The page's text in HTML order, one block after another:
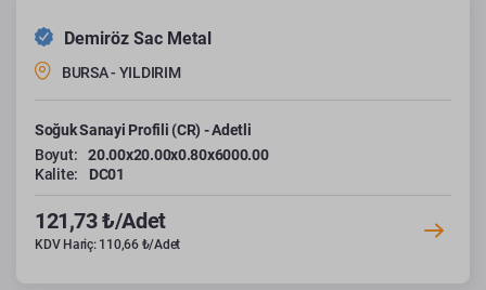
Demiröz Sac Metal
BURSA - YILDIRIM
Soğuk Sanayi Profili (CR) - Adetli
Boyut:
20.00x20.00x0.80x6000.00
Kalite:
DC01
121,73 ₺/Adet
KDV Hariç: 110,66 ₺/Adet